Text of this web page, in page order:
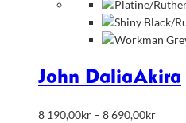
John DaliaAkira
8 190,00kr – 8 690,00kr